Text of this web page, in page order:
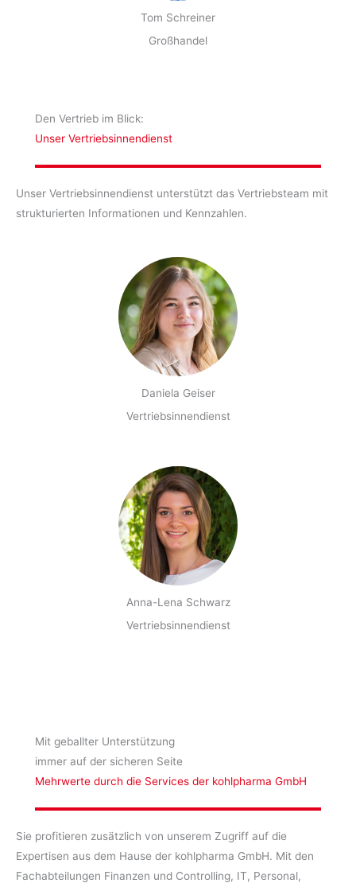
Tom Schreiner
Großhandel
Den Vertrieb im Blick:
Unser Vertriebsinnendienst
Unser Vertriebsinnendienst unterstützt das Vertriebsteam mit
strukturierten Informationen und Kennzahlen.
Daniela Geiser
Vertriebsinnendienst
Anna-Lena Schwarz
Vertriebsinnendienst
Mit geballter Unterstützung
immer auf der sicheren Seite
Mehrwerte durch die Services der kohlpharma GmbH
Sie profitieren zusätzlich von unserem Zugriff auf die
Expertisen aus dem Hause der kohlpharma GmbH. Mit den
Fachabteilungen Finanzen und Controlling, IT, Personal,